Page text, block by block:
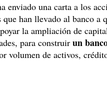
enviado una carta a los
han llevado al banco a
la ampliación de
para construir un
volumen de activos,